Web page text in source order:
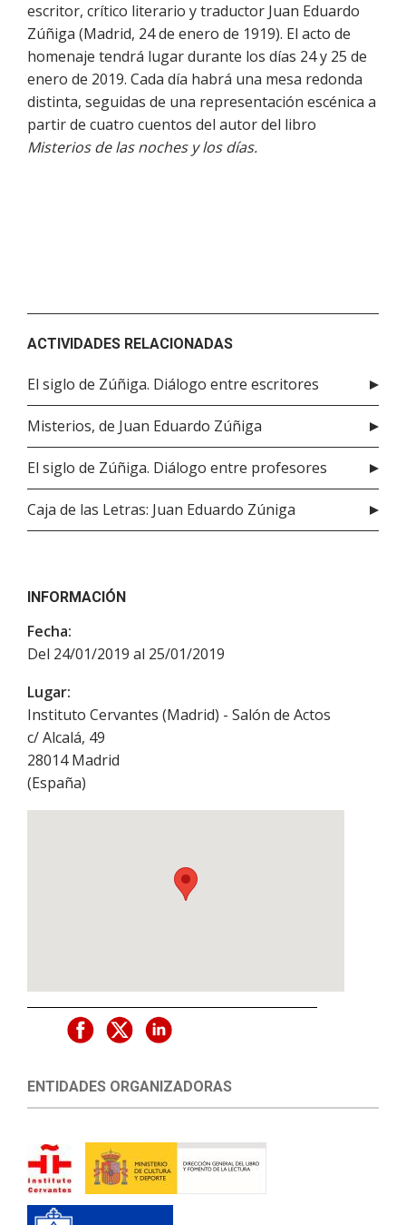
escritor, crítico literario y traductor Juan Eduardo
Zúñiga (Madrid, 24 de enero de 1919). El acto de
homenaje tendrá lugar durante los días 24 y 25 de
enero de 2019. Cada día habrá una mesa redonda
distinta, seguidas de una representación escénica a
partir de cuatro cuentos del autor del libro
Misterios de las noches y los días.
ACTIVIDADES RELACIONADAS
El siglo de Zúñiga. Diálogo entre escritores
Misterios, de Juan Eduardo Zúñiga
El siglo de Zúñiga. Diálogo entre profesores
Caja de las Letras: Juan Eduardo Zúniga
INFORMACIÓN
Fecha:
Del 24/01/2019 al 25/01/2019
Lugar:
Instituto Cervantes (Madrid) - Salón de Actos
c/ Alcalá, 49
28014Madrid
(España)
ENTIDADES ORGANIZADORAS